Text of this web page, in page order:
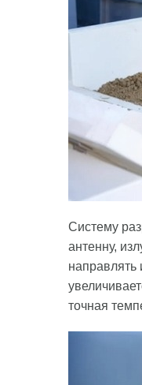
Систему
антенну,
направлять
точная